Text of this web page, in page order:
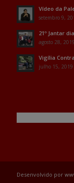
Vídeo da
setembro 9,
21º Jantar
agosto 28,
Vigília
julho 15,
Desenvolvido por